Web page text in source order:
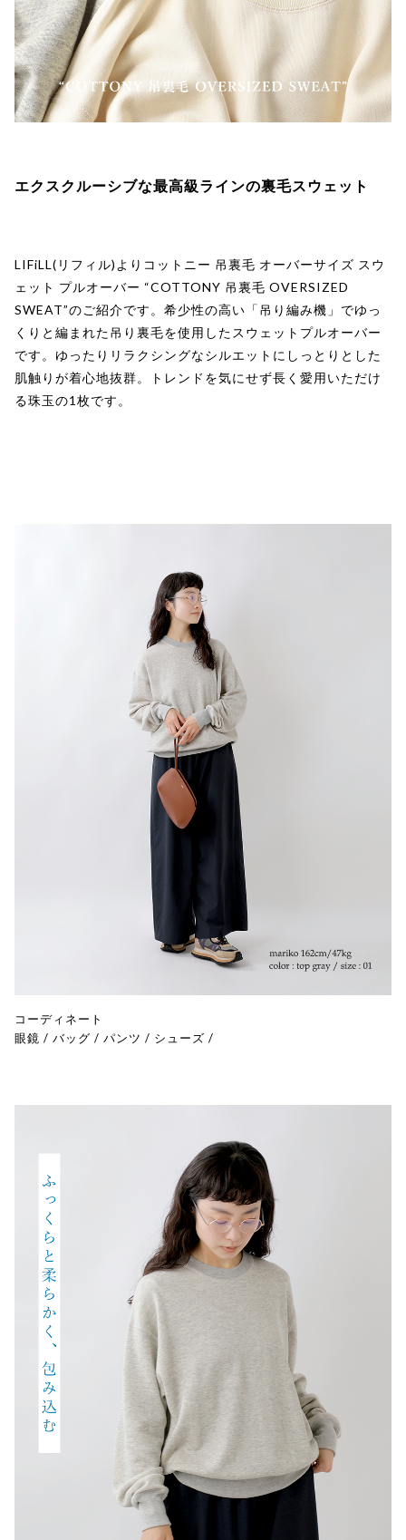
エクスクルーシブな最高級ラインの裏毛スウェット
LIFiLL(リフィル)よりコットニー 吊裏毛 オーバーサイズ スウ
ェット プルオーバー “COTTONY 吊裏毛 OVERSIZED
SWEAT”のご紹介です。希少性の高い「吊り編み機」でゆっ
くりと編まれた吊り裏毛を使用したスウェットプルオーバー
です。ゆったりリラクシングなシルエットにしっとりとした
肌触りが着心地抜群。トレンドを気にせず長く愛用いただけ
る珠玉の1枚です。
コーディネート
眼鏡 / バッグ / パンツ / シューズ /